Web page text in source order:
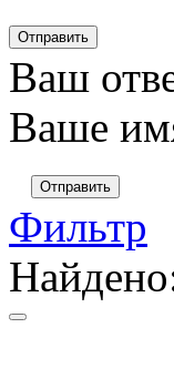
Ваш
Ваше
Отправить
Фильтр